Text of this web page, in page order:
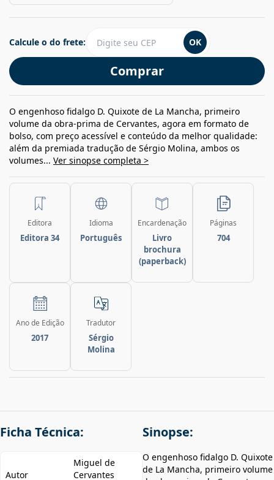
Comprar
Calcule o do frete: OK
O engenhoso fidalgo D. Quixote de La Mancha, primeiro
volume da obra-prima de Cervantes, agora em formato de
bolso, com preço acessível e conteúdo da melhor qualidade:
além da premiada tradução de Sérgio Molina, ambos os
volumes... Ver sinopse completa >
Editora
Editora 34
Idioma
Português
Encardenação
Livro
brochura
(paperback)
Páginas
704
Ano de Edição
2017
Tradutor
Sérgio
Molina
Ficha Técnica:
Autor
Miguel de
Cervantes
Sinopse:
O engenhoso fidalgo D. Quixote
de La Mancha, primeiro volume